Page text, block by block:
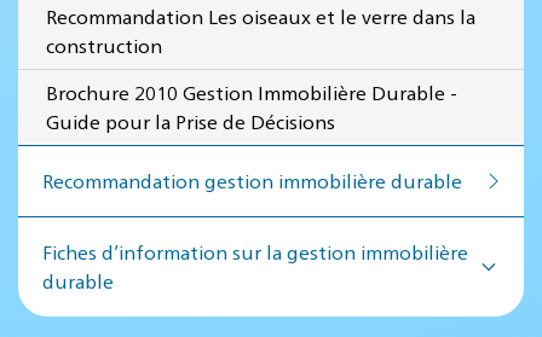
Recommandation Les oiseaux et le verre dans la
construction
Brochure 2010 Gestion Immobilière Durable -
Guide pour la Prise de Décisions
Recommandation ges­tion im­mo­bi­lière du­rable
Fiches d’information sur la gestion immobilière
durable